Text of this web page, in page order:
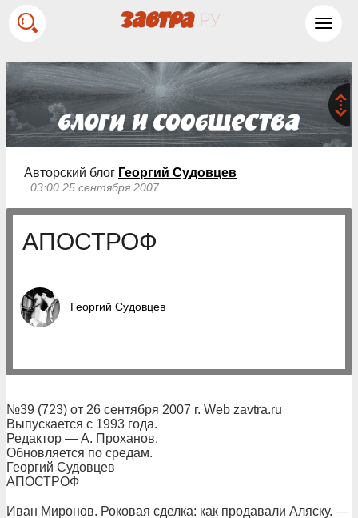
Авторский блог Георгий Судовцев
03:00 25 сентября 2007
АПОСТРОФ
Георгий Судовцев
№39 (723) от 26 сентября 2007 г. Web zavtra.ru
Выпускается с 1993 года.
Редактор — А. Проханов.
Обновляется по средам.
Георгий Судовцев
АПОСТРОФ
Иван Миронов. Роковая сделка: как продавали Аляску. —